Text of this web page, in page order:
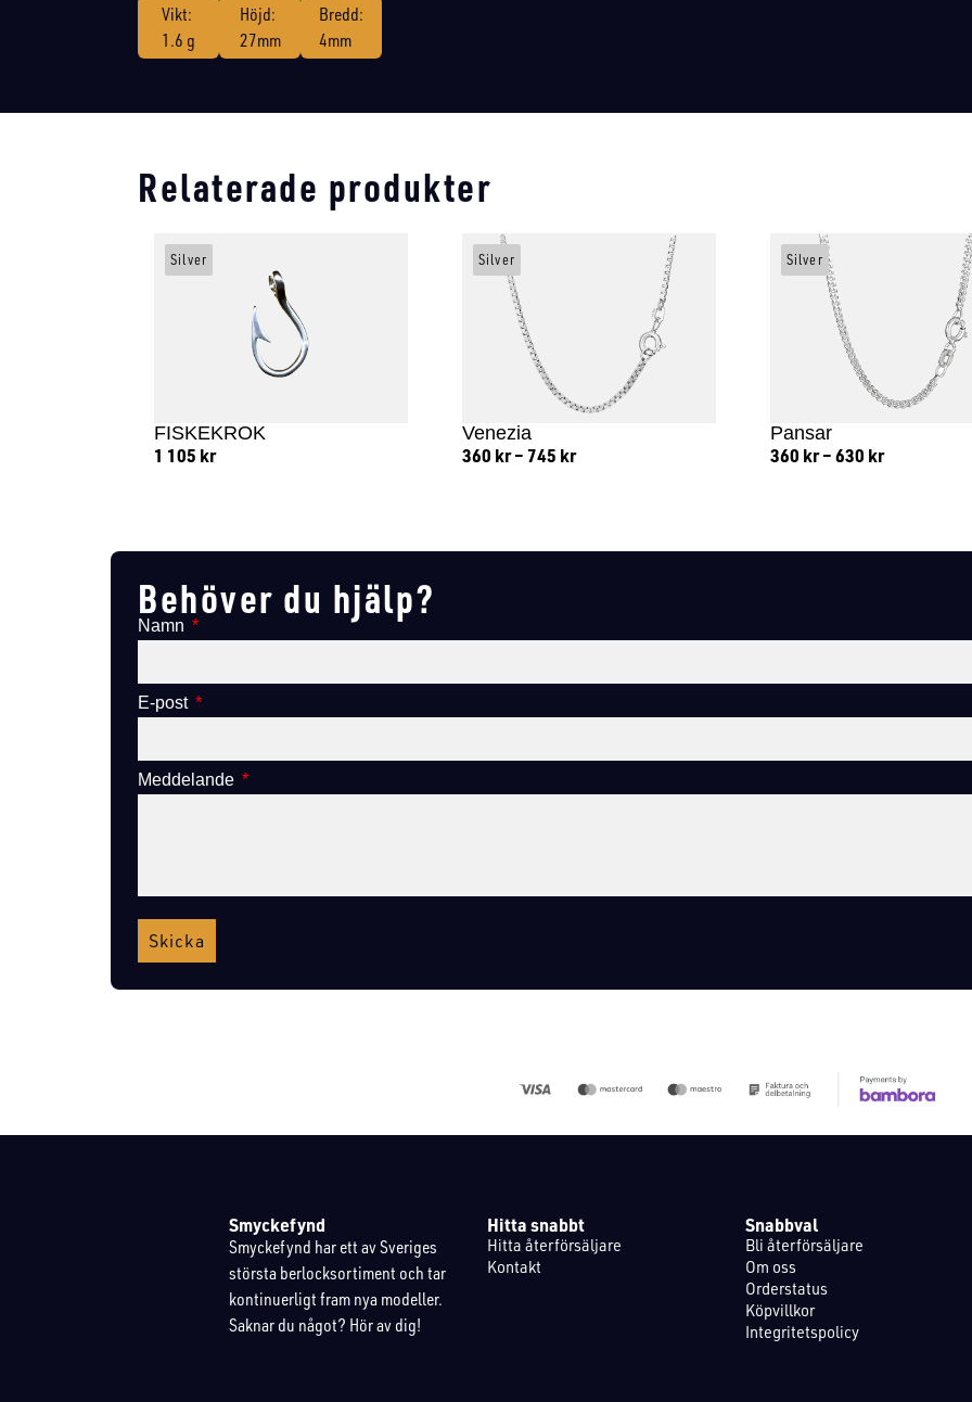
Vikt:
1.6 g
Höjd:
27mm
Bredd:
4mm
Relaterade produkter
FISKEKROK
1 105 kr
Silver
Venezia
360 kr –745 kr
Silver
Pansar
360 kr –630 kr
Silver
Behöver du hjälp?
Namn
E-post
Meddelande
Skicka
Smyckefynd
Smyckefynd har ett av Sveriges
största berlocksortiment och tar
kontinuerligt fram nya modeller.
Saknar du något? Hör av dig!
Hitta snabbt
Hitta återförsäljare
Kontakt
Snabbval
Bli återförsäljare
Om oss
Orderstatus
Köpvillkor
Integritetspolicy